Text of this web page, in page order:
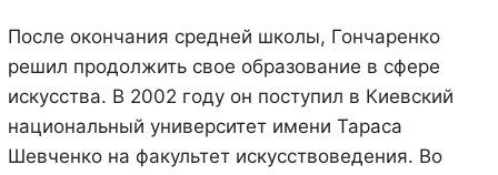
После окончания средней школы, Гончаренко
решил продолжить свое образование в сфере
искусства. В 2002 году он поступил в Киевский
национальный университет имени Тараса
Шевченко на факультет искусствоведения. Во